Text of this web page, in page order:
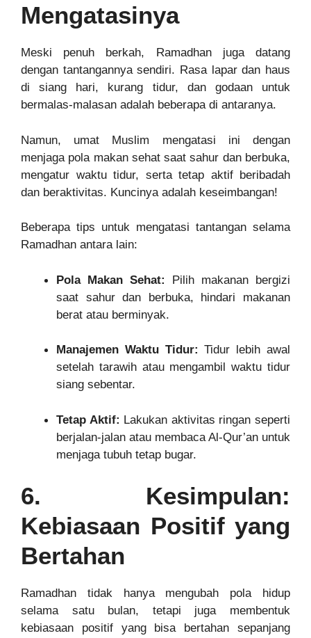
Mengatasinya
Meski penuh berkah, Ramadhan juga datang
dengan tantangannya sendiri. Rasa lapar dan haus
di siang hari, kurang tidur, dan godaan untuk
bermalas-malasan adalah beberapa di antaranya.
Namun, umat Muslim mengatasi ini dengan
menjaga pola makan sehat saat sahur dan berbuka,
mengatur waktu tidur, serta tetap aktif beribadah
dan beraktivitas. Kuncinya adalah keseimbangan!
Beberapa tips untuk mengatasi tantangan selama
Ramadhan antara lain:
Pola Makan Sehat:
Pilih makanan bergizi
saat sahur dan berbuka, hindari makanan
berat atau berminyak.
Manajemen Waktu Tidur: Tidur lebih awal
setelah tarawih atau mengambil waktu tidur
siang sebentar.
Tetap Aktif: Lakukan aktivitas ringan seperti
berjalan-jalan atau membaca Al-Qur’an untuk
menjaga tubuh tetap bugar.
6. Kesimpulan:
Kebiasaan Positif yang
Bertahan
Ramadhan tidak hanya mengubah pola hidup
selama satu bulan, tetapi juga membentuk
kebiasaan positif yang bisa bertahan sepanjang